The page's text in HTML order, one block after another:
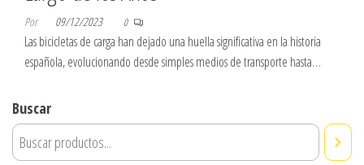
Por 09/12/2023 0
Las bicicletas de carga han dejado una huella significativa en la historia
española, evolucionando desde simples medios de transporte hasta…
Buscar